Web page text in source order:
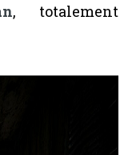
, totalement